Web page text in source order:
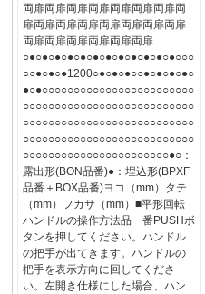
両扉両扉両扉両扉両扉両扉両扉両
扉両扉両扉両扉両扉両扉両扉両扉
両扉両扉両扉両扉両扉両扉
○●○●○●○●○●○●○●○●○●○●○●○●○○○
○○●○●○●1200○●○●○●○○●○●○●○●○
●○●○○○○○○○○○○○○○○○○○○○○○○○○
○○○○○○○○○○○○○○○○○○○○○○○○○○○
○○○○○○○○○○○○○○○○○○○○○○○○○○○
○○○○○○○○○○○○○○○○○○○○○○○○○○○
○○○○○○○○○○○○○○○○○○○○○○○●○：
露出形(BON品番)●：埋込形(BPXF
品番＋BOX品番)ヨコ（mm）タテ
（mm）フカサ（mm）■平形回転
ハンドルの操作方法品 番PUSHボ
タンを押してください。ハンドル
の把手が出てきます。ハンドルの
把手を表示方向に回してくださ
い。左開き仕様にした場合、ハン